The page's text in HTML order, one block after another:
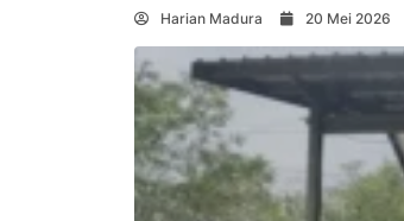
Harian Madura 20 Mei 2026